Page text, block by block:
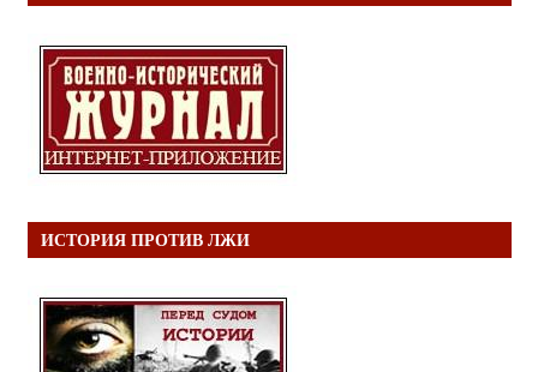
ИСТОРИЯ ПРОТИВ ЛЖИ